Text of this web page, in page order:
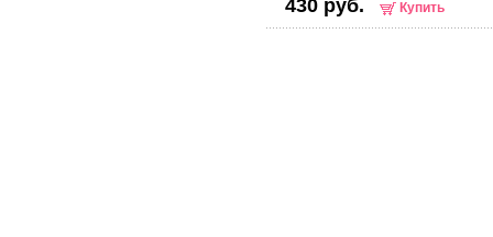
430 руб. Купить